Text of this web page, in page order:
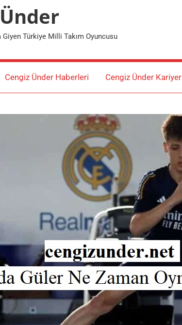
Türkiye Milli Takım Oyuncusu
Cengiz Ünder Haberleri Cengiz Ünder Kariyer